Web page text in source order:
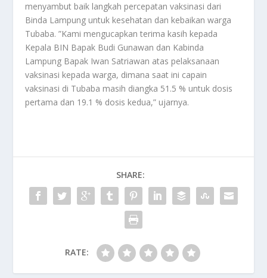
menyambut baik langkah percepatan vaksinasi dari
Binda Lampung untuk kesehatan dan kebaikan warga
Tubaba. ”Kami mengucapkan terima kasih kepada
Kepala BIN Bapak Budi Gunawan dan Kabinda
Lampung Bapak Iwan Satriawan atas pelaksanaan
vaksinasi kepada warga, dimana saat ini capain
vaksinasi di Tubaba masih diangka 51.5 % untuk dosis
pertama dan 19.1 % dosis kedua,” ujarnya.
SHARE:
RATE: